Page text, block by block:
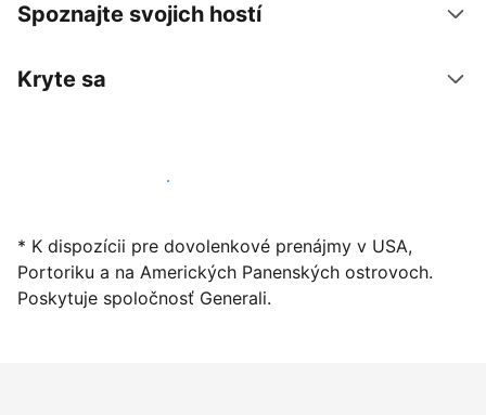
Spoznajte svojich hostí
Kryte sa
Začať ponúkať svoje ubytovanie
* K dispozícii pre dovolenkové prenájmy v USA,
Portoriku a na Amerických Panenských ostrovoch.
Poskytuje spoločnosť Generali.